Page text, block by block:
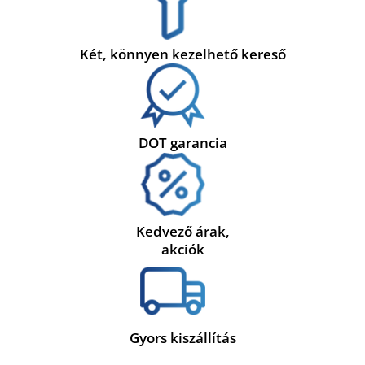
Két, könnyen kezelhető kereső
DOT garancia
Kedvező árak,
akciók
Gyors kiszállítás